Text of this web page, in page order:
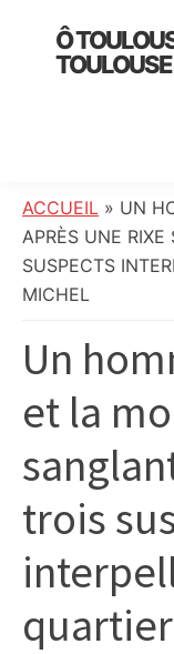
primary
Ô
TOULOUSE
:
info
locale,
société,
politique,
météo,
faits
et
initiatives
citoyennes
ACCUEIL » UN
APRÈS UNE
SUSPECTS
MICHEL
Un
et la
trois